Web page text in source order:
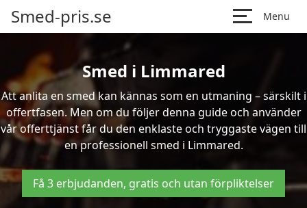
Smed-pris.se Menu
Smed i Limmared
Att anlita en smed kan kännas som en utmaning – särskilt i
offertfasen. Men om du följer denna guide och använder
vår offerttjänst får du den enklaste och tryggaste vägen till
en professionell smed i Limmared.
Få 3 erbjudanden, gratis och utan förpliktelser